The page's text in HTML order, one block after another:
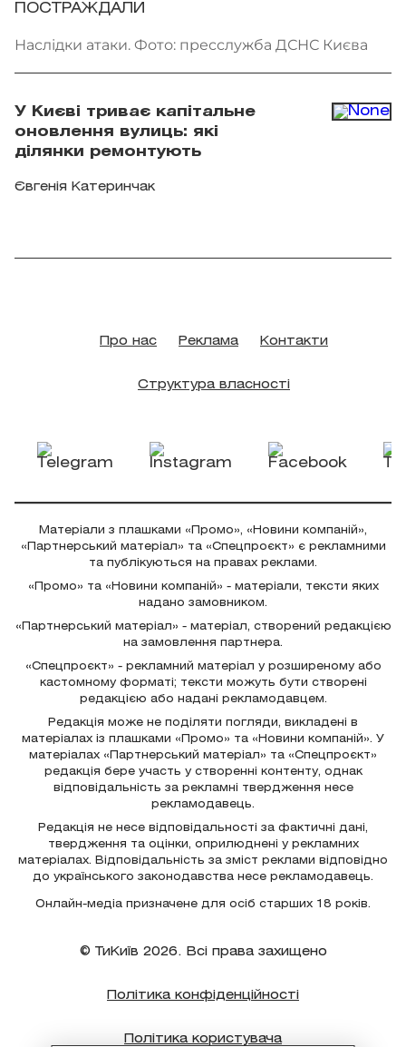
ПОСТРАЖДАЛИ
Наслідки атаки. Фото: пресслужба ДСНС Києва
У Києві триває капітальне
оновлення вулиць: які
ділянки ремонтують
Євгенія Катеринчак
Про нас Реклама Контакти
Структура власності
Матеріали з плашками «Промо», «Новини компаній»,
«Партнерський матеріал» та «Спецпроєкт» є рекламними
та публікуються на правах реклами.
«Промо» та «Новини компаній» - матеріали, тексти яких
надано замовником.
«Партнерський матеріал» - матеріал, створений редакцією
на замовлення партнера.
«Спецпроєкт» - рекламний матеріал у розширеному або
кастомному форматі; тексти можуть бути створені
редакцією або надані рекламодавцем.
Редакція може не поділяти погляди, викладені в
матеріалах із плашками «Промо» та «Новини компаній». У
матеріалах «Партнерський матеріал» та «Спецпроєкт»
редакція бере участь у створенні контенту, однак
відповідальність за рекламні твердження несе
рекламодавець.
Редакція не несе відповідальності за фактичні дані,
твердження та оцінки, оприлюднені у рекламних
матеріалах. Відповідальність за зміст реклами відповідно
до українського законодавства несе рекламодавець.
Онлайн-медіа призначене для осіб старших 18 років.
© ТиКиїв 2026. Всі права захищено
Політика конфіденційності
Політика користувача